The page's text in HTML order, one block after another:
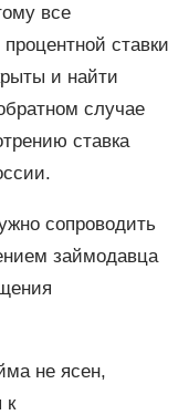
все
ставки
и найти
случае
ставка
сопроводить
займодавца
не ясен,
к